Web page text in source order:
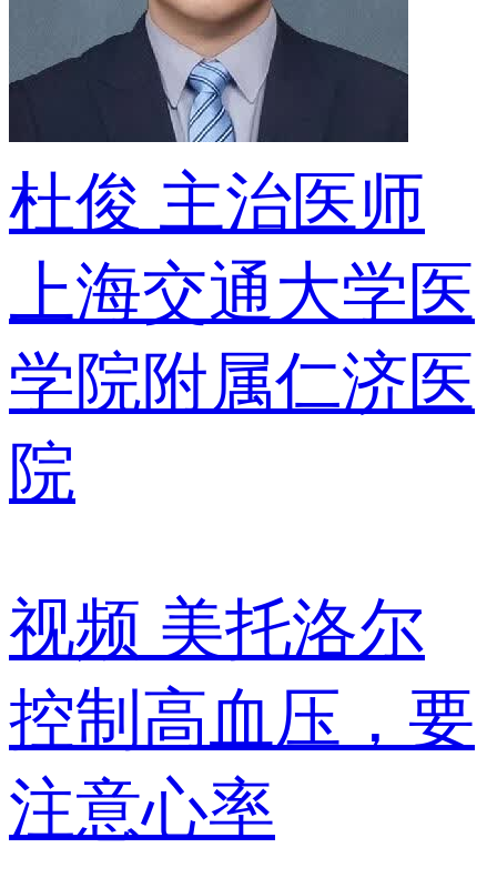
杜俊 主治医师
上海交通大学医
学院附属仁济医
院
视频 美托洛尔
控制高血压，要
注意心率